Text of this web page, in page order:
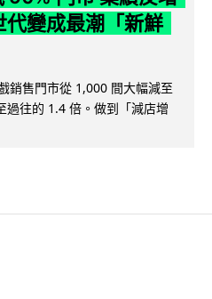
代變成最潮「新鮮
銷售門市從 1,000 間大幅減至
過往的 1.4 倍。做到「減店增